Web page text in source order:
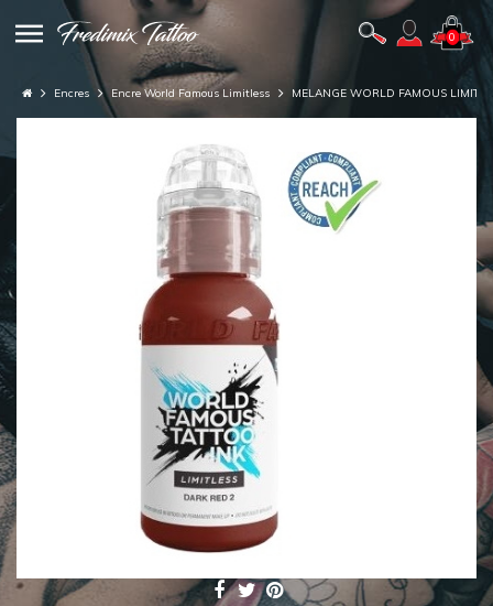
0
Encres Encre World Famous Limitless MELANGE WORLD FAMOUS